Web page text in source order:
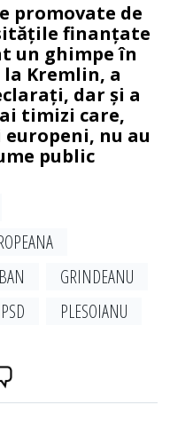
promovate de
finanțate
un ghimpe în
Kremlin, a
dar și a
timizi care,
nu au
public
GRINDEANU
PSD PLESOIANU